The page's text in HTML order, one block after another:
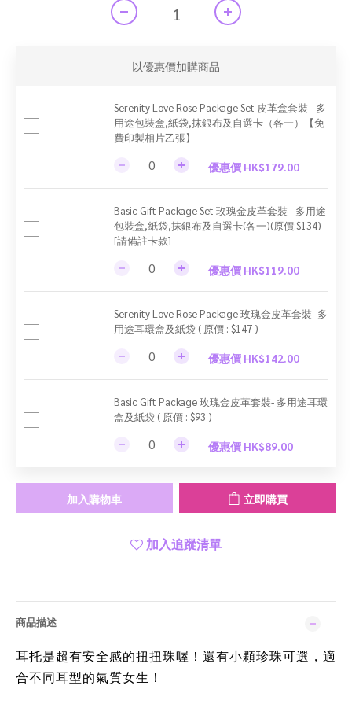
以優惠價加購商品
Serenity Love Rose Package Set 皮革盒套裝 - 多
用途包裝盒,紙袋,抹銀布及自選卡（各一）【免
費印製相片乙張】
優惠價 HK$179.00
Basic Gift Package Set 玫瑰金皮革套裝 - 多用途
包裝盒,紙袋,抹銀布及自選卡(各一)(原價:$134)
[請備註卡款]
優惠價 HK$119.00
Serenity Love Rose Package 玫瑰金皮革套裝- 多
用途耳環盒及紙袋 ( 原價 : $147 )
優惠價 HK$142.00
Basic Gift Package 玫瑰金皮革套裝- 多用途耳環
盒及紙袋 ( 原價 : $93 )
優惠價 HK$89.00
加入購物車 立即購買
加入追蹤清單
商品描述
耳托是超有安全感的扭扭珠喔！還有小顆珍珠可選，適
合不同耳型的氣質女生！